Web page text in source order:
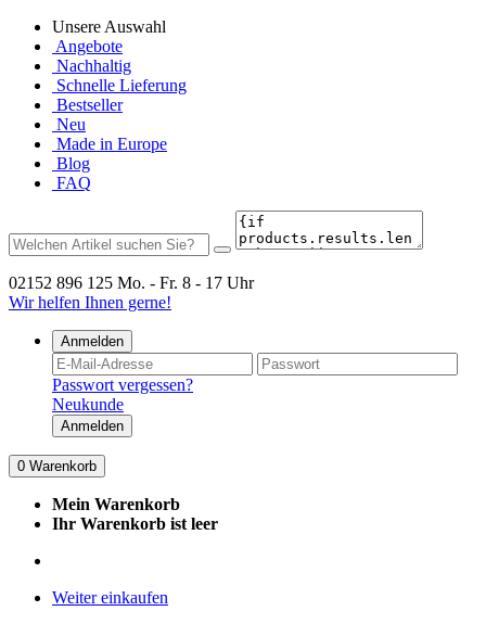
Unsere Auswahl
Angebote
Nachhaltig
Schnelle Lieferung
Bestseller
Neu
Made in Europe
Blog
FAQ
02152 896 125 Mo. - Fr. 8 - 17 Uhr
Wir helfen Ihnen gerne!
Anmelden
Passwort vergessen?
Neukunde
Anmelden
0 Warenkorb
Mein Warenkorb
Ihr Warenkorb ist leer
Weiter einkaufen